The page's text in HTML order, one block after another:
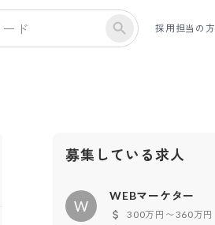
採用担当の方
募集している求人
W
WEBマーケター
300万円〜360万円